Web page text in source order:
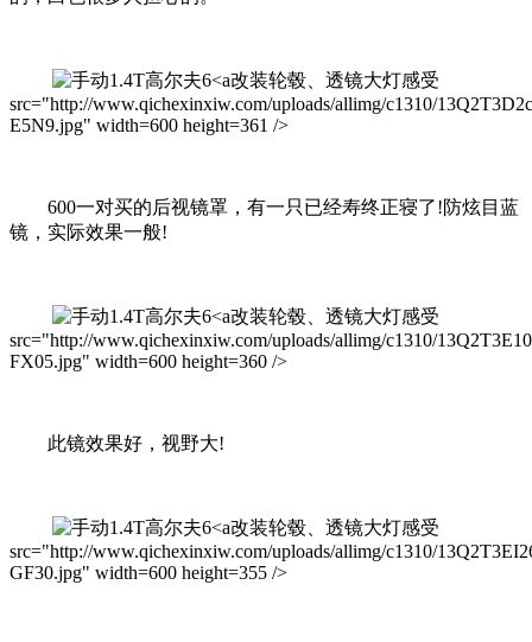
改装轮毂、透镜大灯感受
src="http://www.qichexinxiw.com/uploads/allimg/c1310/
E5N9.jpg" width=600 height=361 />
600一对买的后视镜罩，有一只已经寿终正寝了!防炫目蓝
镜，实际效果一般!
改装轮毂、透镜大灯感受
src="http://www.qichexinxiw.com/uploads/allimg/c1310/
FX05.jpg" width=600 height=360 />
此镜效果好，视野大!
改装轮毂、透镜大灯感受
src="http://www.qichexinxiw.com/uploads/allimg/c1310/
GF30.jpg" width=600 height=355 />